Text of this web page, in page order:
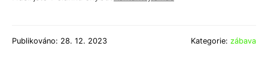
Publikováno: 28. 12. 2023 Kategorie: zábava